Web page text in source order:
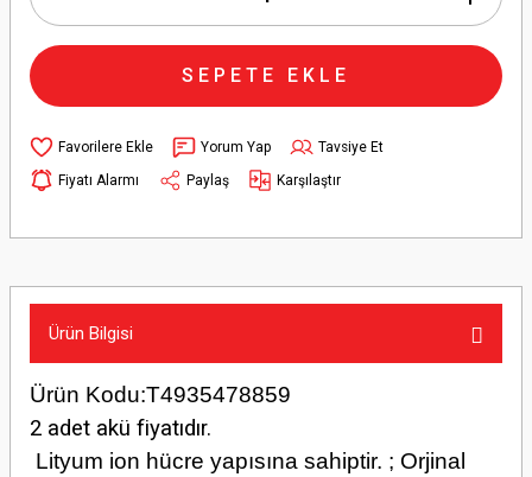
SEPETE EKLE
Yorum Yap
Tavsiye Et
Fiyatı Alarmı
Paylaş Karşılaştır
Ürün Bilgisi
Ürün Kodu:T4935478859
2 adet akü fiyatıdır.
Lityum ion hücre yapısına sahiptir. ; Orjinal